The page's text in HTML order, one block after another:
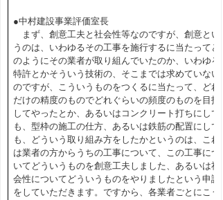
●中村建設事業評価室長
まず、創意工夫と社会性等なのですが、創意とい
うのは、いわゆるその工事を施行するに当たってど
のようにその業者が取り組んでいたのか、いわゆる
特許とかそういう技術の、そこまでは求めていない
のですが、こういうものをつくるに当たって、どれ
だけの精度のものでどれぐらいの頻度のものを目指
してやったとか、あるいはコンクリート打ちにして
も、型枠の施工の仕方、あるいは鉄筋の配置にして
も、どういう取り組み方をしたかというのは、これ
は業者の方からうちの工事について、この工事につ
いてどういうものを創意工夫しました、あるいは社
会性についてどういうものをやりましたという申請
をしていただきます。ですから、各業者ごとにこう